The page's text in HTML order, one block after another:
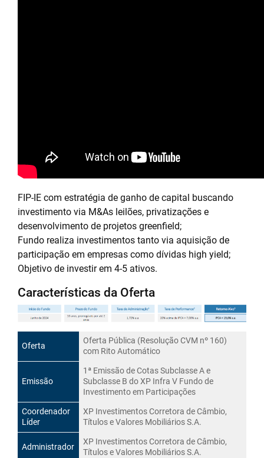
FIP-IE com estratégia de ganho de capital buscando
investimento via M&As leilões, privatizações e
desenvolvimento de projetos greenfield;
Fundo realiza investimentos tanto via aquisição de
participação em empresas como dívidas high yield;
Objetivo de investir em 4-5 ativos.
Características da Oferta
Oferta
Oferta Pública (Resolução CVM nº 160)
com Rito Automático
Emissão
1ª Emissão de Cotas Subclasse A e
Subclasse B do XP Infra V Fundo de
Investimento em Participações
Coordenador
Líder
XP Investimentos Corretora de Câmbio,
Títulos e Valores Mobiliários S.A.
Administrador
XP Investimentos Corretora de Câmbio,
Títulos e Valores Mobiliários S.A.